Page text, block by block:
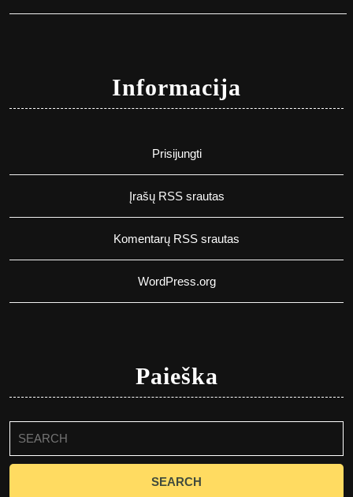
Informacija
Prisijungti
Įrašų RSS srautas
Komentarų RSS srautas
WordPress.org
Paieška
for: